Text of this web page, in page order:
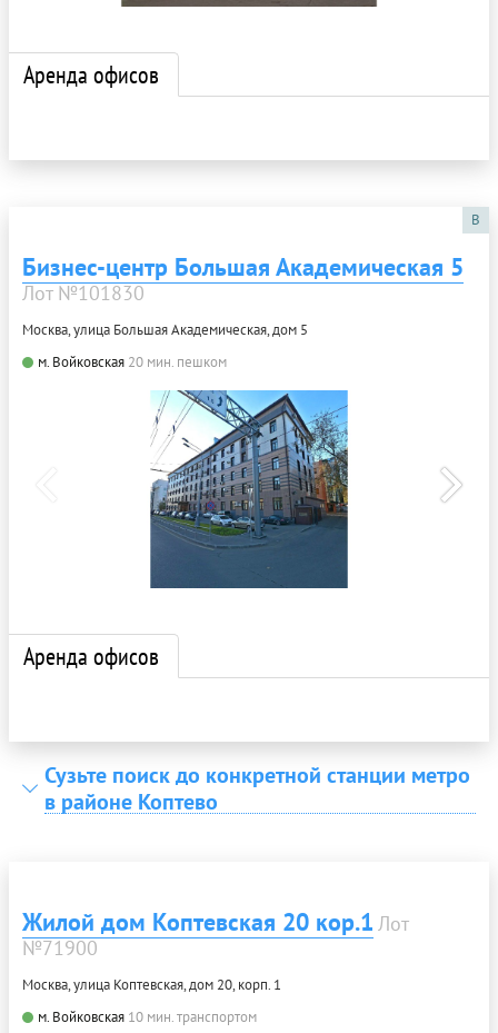
Аренда офисов
B
Бизнес-центр Большая Академическая 5
Лот №101830
Москва, улица Большая Академическая, дом 5
м. Войковская 20 мин. пешком
Аренда офисов
Сузьте поиск до конкретной станции метро
в районе Коптево
Жилой дом Коптевская 20 кор.1 Лот
№71900
Москва, улица Коптевская, дом 20, корп. 1
м. Войковская 10 мин. транспортом